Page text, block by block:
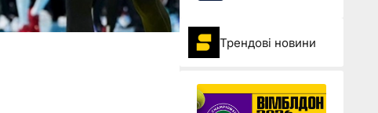
Трендові новини